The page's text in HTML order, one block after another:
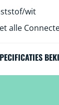
wit
alle